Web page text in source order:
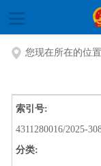
您现在所在的位
索引号:
4311280016/2025-
分类: